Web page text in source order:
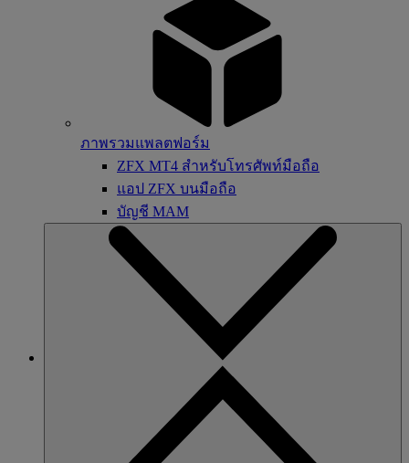
ภาพรวมแพลตฟอร์ม
ZFX MT4 สำหรับโทรศัพท์มือถือ
แอป ZFX บนมือถือ
บัญชี MAM